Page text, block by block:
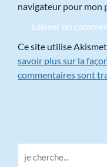
navigateur pour mon
Ce site utilise
savoir plus sur la
commentaires sont